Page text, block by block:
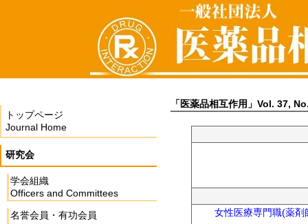
トップページ
Journal Home
研究会
学会組織
Officers and Committees
名誉会員・有功会員
「医薬品相互作用」Vol. 37,
女性医療専門職(薬